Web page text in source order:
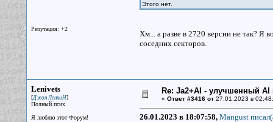
Репутация: +2
Этого нет.
Хм... а разве в 2720 версии не так? Я
соседних секторов.
Lenivets
[Джон ЛенниН]
Полный псих
Я люблю этот Форум!
Re: Ja2+AI - улучшенный AI
« Ответ #3416 от27.01.2023 в
26.01.2023 в 18:07:58, Mangust